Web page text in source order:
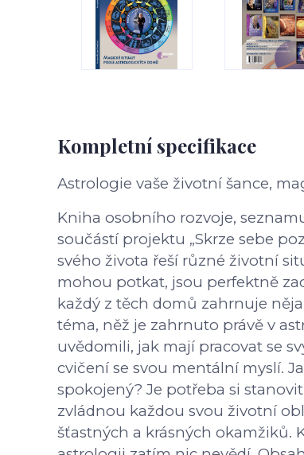
Kompletní specifikace
Astrologie vaše životní šance,
Kniha osobního rozvoje,
součástí projektu „Skrze sebe
svého života řeší různé životní
mohou potkat, jsou perfektně
každý z těch domů zahrnuje
téma, něž je zahrnuto právě v
uvědomili, jak mají pracovat se
cvičení se svou mentální myslí.
spokojený? Je potřeba si
zvládnou každou svou životní
šťastných a krásných okamžiků.